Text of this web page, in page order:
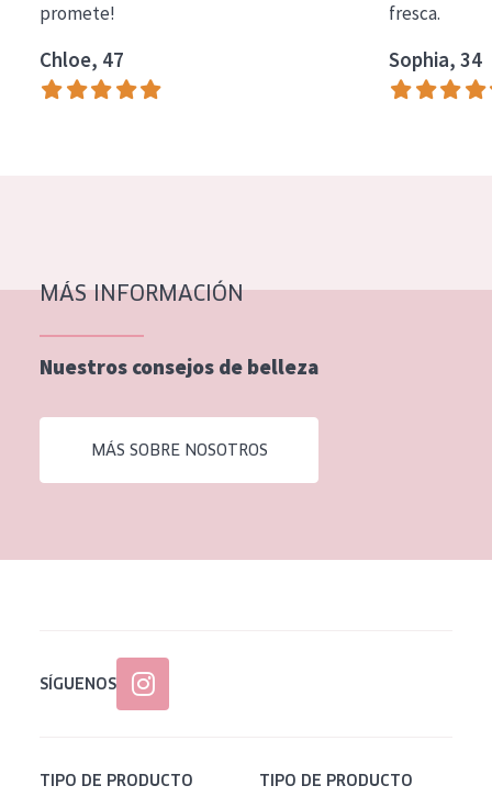
COLECCIÓN
Essentials
Lift+
Piel normal y seca
Piel mixata o grasa
Piel madura
Piel expuesta al sol
Piel menopáusica
Todas las edades
promete!
Chloe, 47
fresca.
Sophia, 34
MÁS INFORMACIÓN
Nuestros consejos de belleza
MÁS SOBRE NOSOTROS
SÍGUENOS
TIPO DE PRODUCTO TIPO DE PRODUCTO